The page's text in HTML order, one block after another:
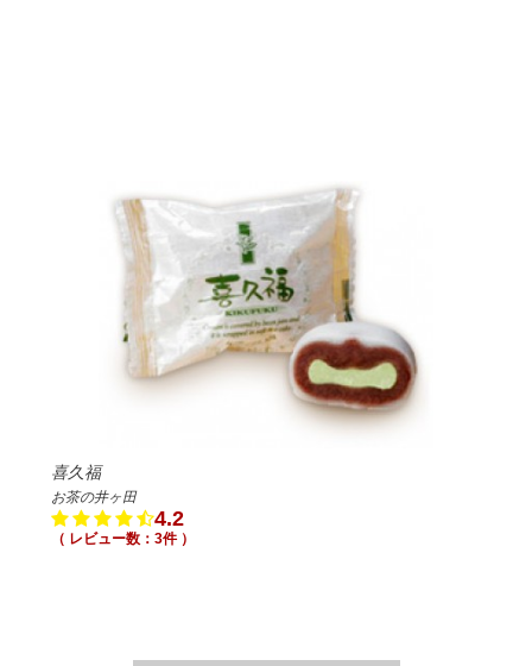
喜久福
お茶の井ヶ田
4.2
（ レビュー数：3件 ）